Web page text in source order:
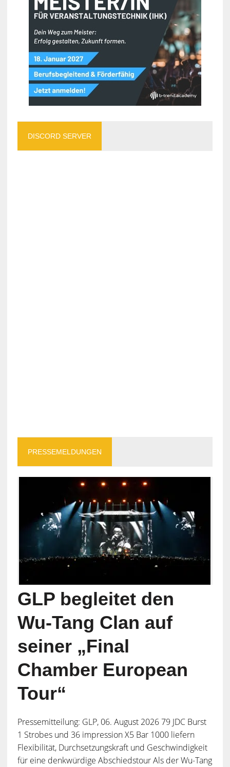
DISCORD SERVER
PRESSEMELDUNGEN
GLP begleitet den
Wu-Tang Clan auf
seiner „Final
Chamber European
Tour“
Pressemitteilung: GLP, 06. August 2026 79 JDC Burst
1 Strobes und 36 impression X5 Bar 1000 liefern
Flexibilität, Durchsetzungskraft und Geschwindigkeit
für eine denkwürdige Abschiedstour Als der Wu-Tang